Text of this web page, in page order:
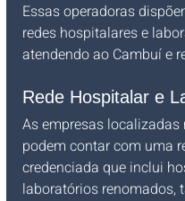
Essas operadoras
redes hospitalares e
atendendo ao Cambuí e
Rede Hospitalar e
As empresas localizadas
podem contar com uma
credenciada que inclui
laboratórios renomados,